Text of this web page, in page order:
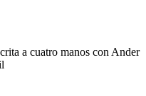
a cuatro manos con Ander